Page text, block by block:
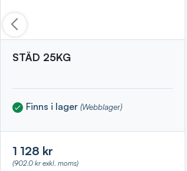
STÄD 25KG
Finns i lager (Webblager)
1 128 kr
(902.0 kr exkl. moms)